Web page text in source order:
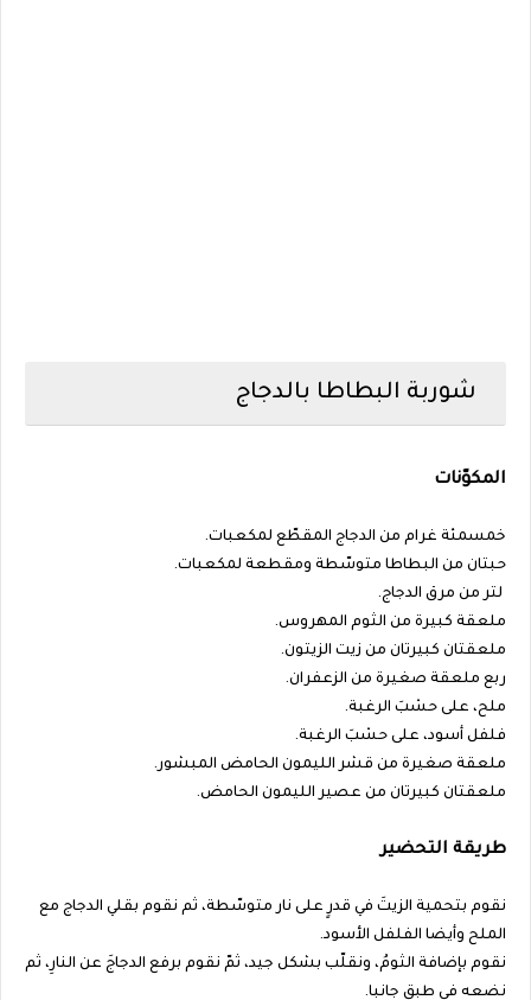
شوربة البطاطا بالدجاج
المكوّنات
خمسمئة غرام من الدجاج المقطّع لمكعبات.
حبتان من البطاطا متوسّطة ومقطعة لمكعبات.
لتر من مرق الدجاج.
ملعقة كبيرة من الثوم المهروس.
ملعقتان كبيرتان من زيت الزيتون.
ربع ملعقة صغيرة من الزعفران.
ملح، على حسْبَ الرغبة.
فلفل أسود، على حسْبَ الرغبة.
ملعقة صغيرة من قشر الليمون الحامض المبشور.
ملعقتان كبيرتان من عصير الليمون الحامض.
طريقة التحضير
نقوم بتحمية الزيتَ في قدرٍ على نار متوسّطة، ثم نقوم بقلي الدجاج مع
الملح وأيضا الفلفل الأسود.
نقوم بإضافة الثومُ، ونقلّب بشكل جيد، ثمّ نقوم برفع الدجاجَ عن النارِ، ثم
نضعه في طبق جانبا.